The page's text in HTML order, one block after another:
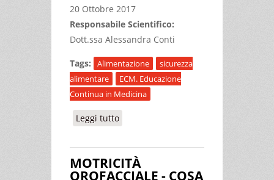
20 Ottobre 2017
Responsabile Scientifico:
Dott.ssa Alessandra Conti
Tags: Alimentazione
sicurezza
alimentare
ECM. Educazione
Continua in Medicina
Leggi tutto
DEGLI ALIMENTI
MOTRICITÀ
OROFACCIALE - COSA